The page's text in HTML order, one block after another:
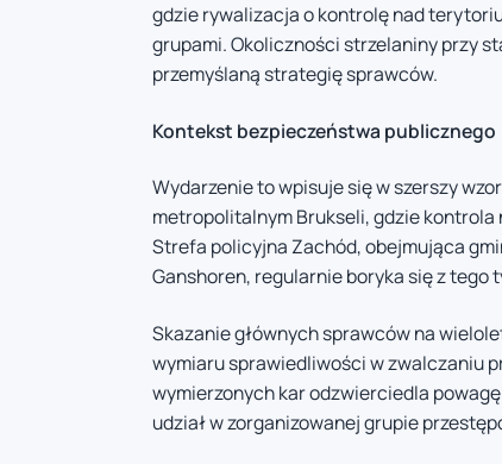
gdzie rywalizacja o kontrolę nad
grupami. Okoliczności strzelaniny przy
przemyślaną strategię sprawców.
Kontekst bezpieczeństwa publicznego
Wydarzenie to wpisuje się w szerszy
metropolitalnym Brukseli, gdzie
Strefa policyjna Zachód, obejmująca
Ganshoren, regularnie boryka się z tego
Skazanie głównych sprawców na
wymiaru sprawiedliwości w zwalczaniu
wymierzonych kar odzwierciedla
udział w zorganizowanej grupie